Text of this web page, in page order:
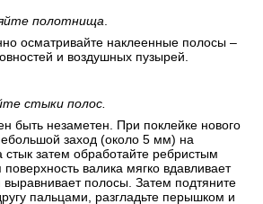
полотнища.
осматривайте наклеенные полосы –
и воздушных пузырей.
стыки полос.
быть незаметен. При поклейке нового
заход (около 5 мм) на
затем обработайте ребристым
валика мягко вдавливает
выравнивает полосы. Затем подтяните
пальцами, разгладьте перышком и